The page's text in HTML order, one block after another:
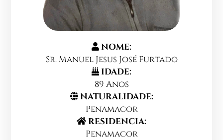
NOME:
Sr. Manuel Jesus José Furtado
IDADE:
89 Anos
NATURALIDADE:
Penamacor
RESIDENCIA:
Penamacor